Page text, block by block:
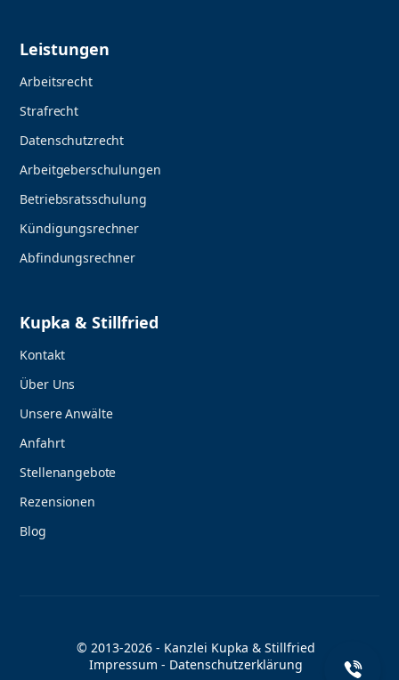
Leistungen
Arbeitsrecht
Strafrecht
Datenschutzrecht
Arbeitgeberschulungen
Betriebsratsschulung
Kündigungsrechner
Abfindungsrechner
Kupka & Stillfried
Kontakt
Über Uns
Unsere Anwälte
Anfahrt
Stellenangebote
Rezensionen
Blog
© 2013-2026 - Kanzlei Kupka & Stillfried
Impressum - Datenschutzerklärung